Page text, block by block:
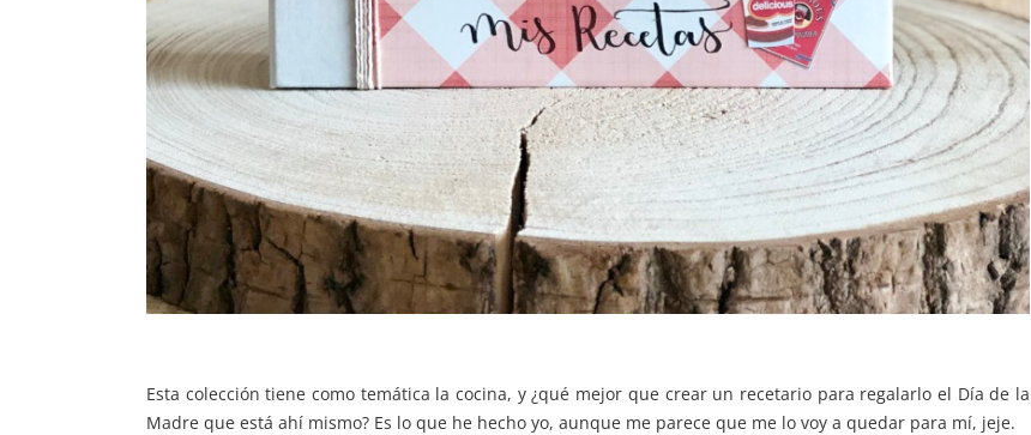
Esta colección tiene como temática la cocina, y ¿qué mejor que crear un recetario para regalarlo el Día de la
Madre que está ahí mismo? Es lo que he hecho yo, aunque me parece que me lo voy a quedar para mí, jeje.